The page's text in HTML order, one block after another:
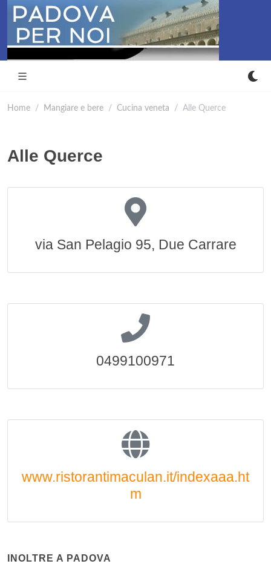
Home Mangiare e bere Cucina veneta Alle Querce
Alle Querce
via San Pelagio 95, Due Carrare
0499100971
www.ristorantimaculan.it/indexaaa.ht
m
INOLTRE A PADOVA